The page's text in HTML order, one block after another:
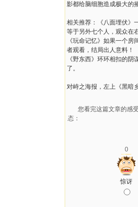
影都给脑细胞造成极大的
相关推荐：《八面埋伏》
等于另外七个人，观众在
《玩命记忆》如果一个
者观看，结局出人意料！
《野东西》环环相扣的
了。
对峙之海报，左上《黑暗
您看完这篇文章的感
态：
0
惊讶